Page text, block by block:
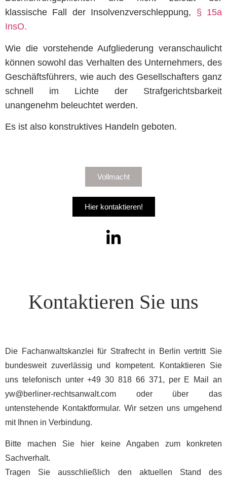
klassische Fall der Insolvenzverschleppung, § 15a
InsO.
Wie die vorstehende Aufgliederung veranschaulicht
können sowohl das Verhalten des Unternehmers, des
Geschäftsführers, wie auch des Gesellschafters ganz
schnell im Lichte der Strafgerichtsbarkeit
unangenehm beleuchtet werden.
Es ist also konstruktives Handeln geboten.
Vollmacht
Hier kontaktieren!
Kontaktieren Sie uns
Die Fachanwaltskanzlei für Strafrecht in Berlin vertritt Sie
bundesweit zuverlässig und kompetent. Kontaktieren Sie
uns telefonisch unter +49 30 818 66 371, per E Mail an
yw@berliner-rechtsanwalt.com oder über das
untenstehende Kontaktformular. Wir setzen uns umgehend
mit Ihnen in Verbindung.
Bitte machen Sie hier keine Angaben zum konkreten
Sachverhalt.
Tragen Sie ausschließlich den aktuellen Stand des